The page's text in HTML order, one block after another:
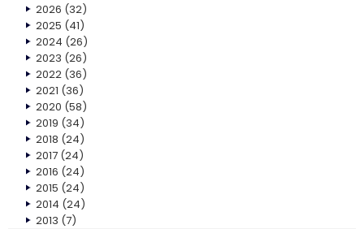
2026 (32)
2025 (41)
2024 (26)
2023 (26)
2022(36)
2021 (36)
2020 (58)
2019 (34)
2018 (24)
2017(24)
2016 (24)
2015 (24)
2014 (24)
2013 (7)